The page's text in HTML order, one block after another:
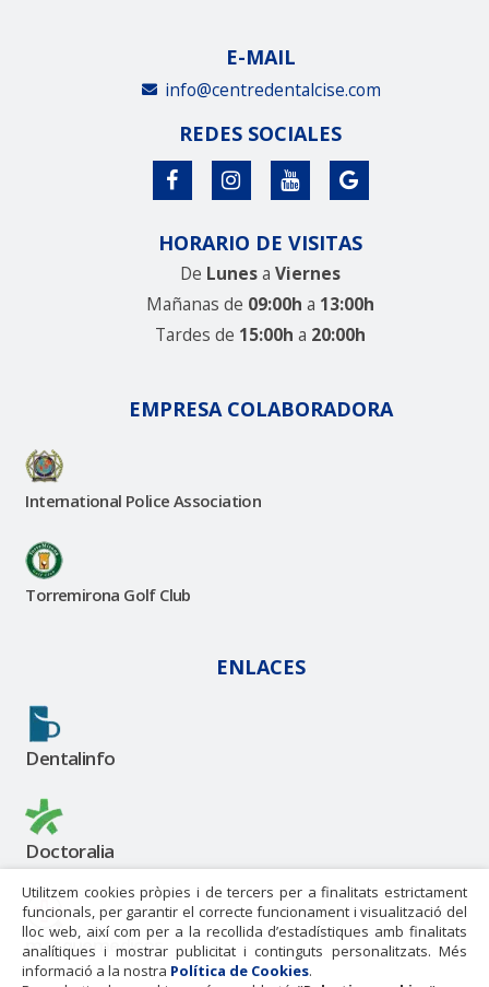
E-MAIL
info@centredentalcise.com
REDES SOCIALES
HORARIO DE VISITAS
De LunesaViernes
Mañanas de 09:00h a 13:00h
Tardes de 15:00h a 20:00h
EMPRESA COLABORADORA
International Police Association
Torremirona Golf Club
ENLACES
Dentalinfo
Doctoralia
masquemedicos
Utilitzem cookies pròpies i de tercers per a finalitats estrictament
funcionals, per garantir el correcte funcionament i visualització del
lloc web, així com per a la recollida d’estadístiques amb finalitats
analítiques i mostrar publicitat i continguts personalitzats. Més
informació a la nostra Política de Cookies.